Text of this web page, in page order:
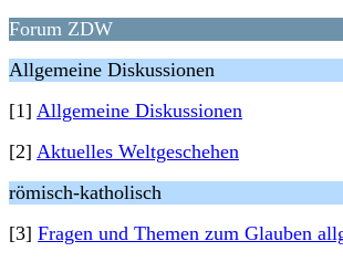
Forum ZDW
Allgemeine Diskussionen
[1] Allgemeine Diskussionen
[2] Aktuelles Weltgeschehen
römisch-katholisch
[3] Fragen und Themen zum Glauben